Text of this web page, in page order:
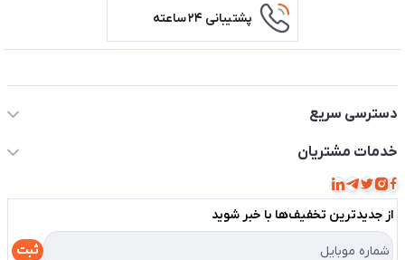
پشتیبانی ۲۴ ساعته
دسترسی سریع
حساب کاربری
مجله فروشگاه
لیست محصولات
درباره ما
خدمات مشتریان
قوانین و مقررات
حریم خصوصی
راهنما
از جدید‌ترین تخفیف‌ها با‌ خبر شوید
ثبت